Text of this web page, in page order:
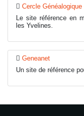
Cercle
Le site référence en
les Yvelines.
Geneanet
Un site de référence